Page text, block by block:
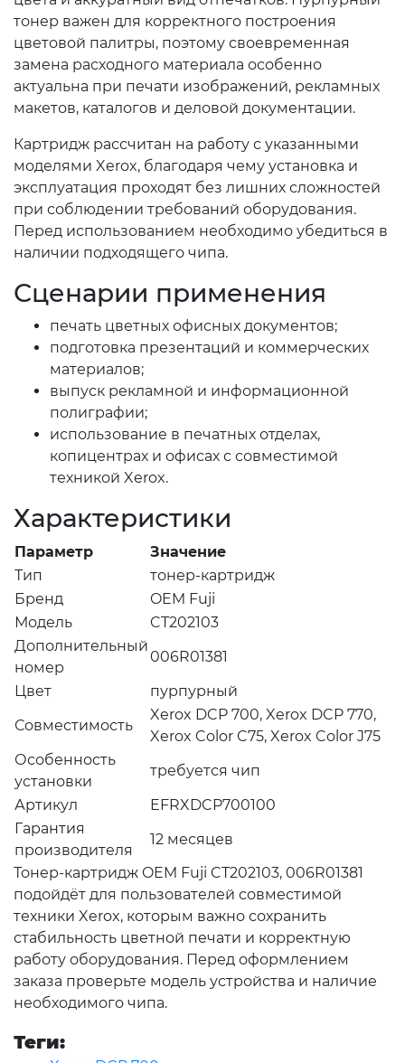
тонер важен для корректного построения
цветовой палитры, поэтому своевременная
замена расходного материала особенно
актуальна при печати изображений, рекламных
макетов, каталогов и деловой документации.
Картридж рассчитан на работу с указанными
моделями Xerox, благодаря чему установка и
эксплуатация проходят без лишних сложностей
при соблюдении требований оборудования.
Перед использованием необходимо убедиться в
наличии подходящего чипа.
Сценарии применения
печать цветных офисных документов;
подготовка презентаций и коммерческих
материалов;
выпуск рекламной и информационной
полиграфии;
использование в печатных отделах,
копицентрах и офисах с совместимой
техникой Xerox.
Характеристики
Параметр
Значение
Тип
тонер-картридж
Бренд
OEM Fuji
Модель
CT202103
Дополнительный
номер
006R01381
Цвет
пурпурный
Совместимость
Xerox DCP 700, Xerox DCP 770,
Xerox Color C75, Xerox Color J75
Особенность
установки
требуется чип
Артикул
EFRXDCP700100
Гарантия
производителя
12 месяцев
Тонер-картридж OEM Fuji CT202103, 006R01381
подойдёт для пользователей совместимой
техники Xerox, которым важно сохранить
стабильность цветной печати и корректную
работу оборудования. Перед оформлением
заказа проверьте модель устройства и наличие
необходимого чипа.
Теги: